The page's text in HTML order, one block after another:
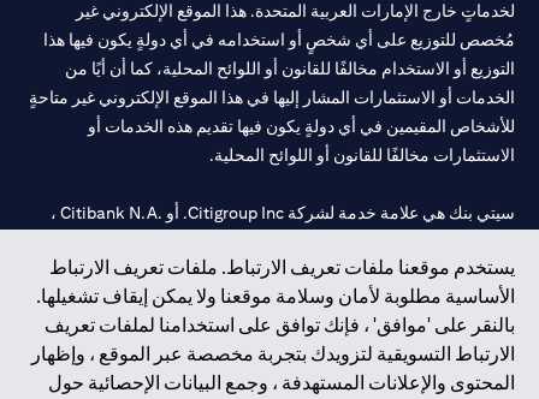
يستخدم موقعنا ملفات تعريف الارتباط. ملفات تعريف الارتباط
الأساسية مطلوبة لأمان وسلامة موقعنا ولا يمكن إيقاف تشغيلها.
بالنقر على 'موافق' ، فإنك توافق على استخدامنا لملفات تعريف
الارتباط التسويقية لتزويدك بتجربة مخصصة عبر الموقع ، وإظهار
المحتوى والإعلانات المستهدفة ، وجمع البيانات الإحصائية حول
لخدماتٍ خارج الإمارات العربية المتحدة. هذا الموقع الإلكتروني غير
مُخصص للتوزيع على أي شخصٍ أو استخدامه في أي دولةٍ يكون فيها هذا
التوزيع أو الاستخدام مخالفًا للقانون أو اللوائح المحلية، كما أن أيًا من
الخدمات أو الاستثمارات المشار إليها في هذا الموقع الإلكتروني غير متاحةٍ
للأشخاص المقيمين في أي دولةٍ يكون فيها تقديم هذه الخدمات أو
الاستثمارات مخالفًا للقانون أو اللوائح المحلية.
سيتي بنك هي علامة خدمة لشركة Citigroup Inc. أو .Citibank N.A ،
سيتي بنك إن. إيه. الإمارات مسجل لدى مصرف الإمارات المركزي تحت
أرقام التراخيص 202563 لفرع الوصل في دبي، 531989 لفرع مول
الإمارات في دبي، و CN-1002019 لفرع أبوظبي. هاتف: 4000 311 04.
فرع سيتي بنك إن إيه - الإمارات العربية المتحدة مرخص من مصرف